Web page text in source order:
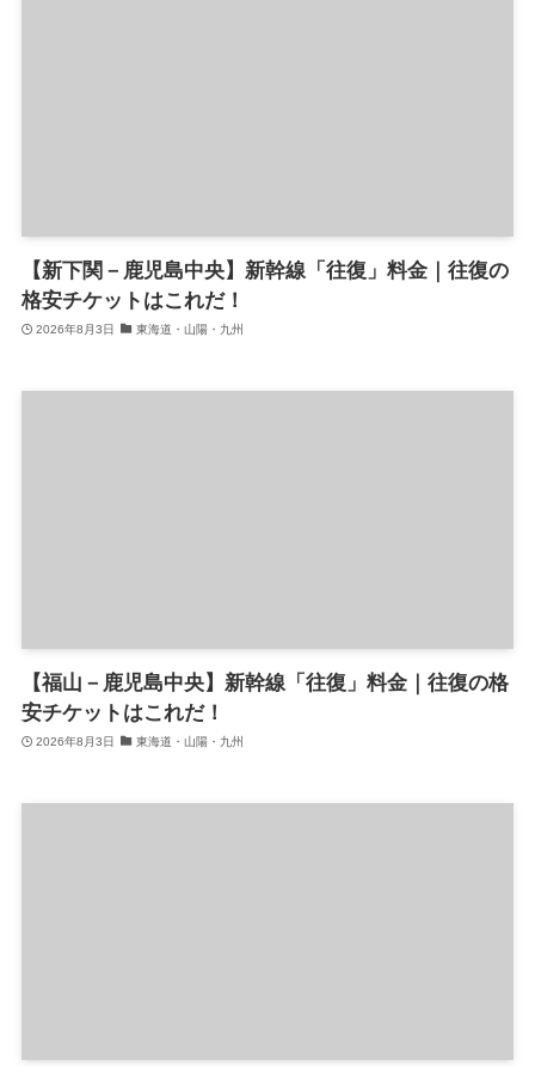
【新下関－鹿児島中央】新幹線「往復」料金｜往復の
格安チケットはこれだ！
2026年8月3日 東海道・山陽・九州
【福山－鹿児島中央】新幹線「往復」料金｜往復の格
安チケットはこれだ！
2026年8月3日 東海道・山陽・九州